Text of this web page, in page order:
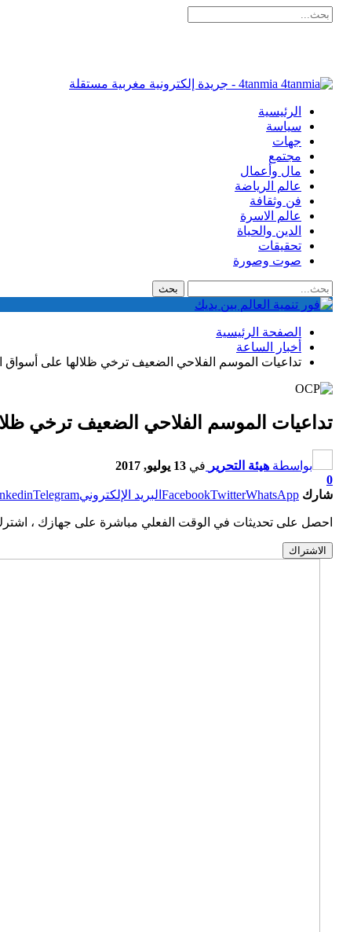
4tanmia - جريدة إلكترونية مغربية مستقلة
الرئيسية
سياسة
جهات
مجتمع
مال وأعمال
عالم الرياضة
فن وثقافة
عالم الاسرة
الدين والحياة
تحقيقات
صوت وصورة
الصفحة الرئيسية
أخبار الساعة
تداعيات الموسم الفلاحي الضعيف ترخي ظلالها على أسواق
تداعيات الموسم الفلاحي الضعيف ترخي
بواسطة هيئة التحرير في 13 يوليو, 2017
0
شارك
FacebookTwitterWhatsApp البريد الإلكترونيTelegram
احصل على تحديثات في الوقت الفعلي مباشرة على جهازك ،
الاشتراك